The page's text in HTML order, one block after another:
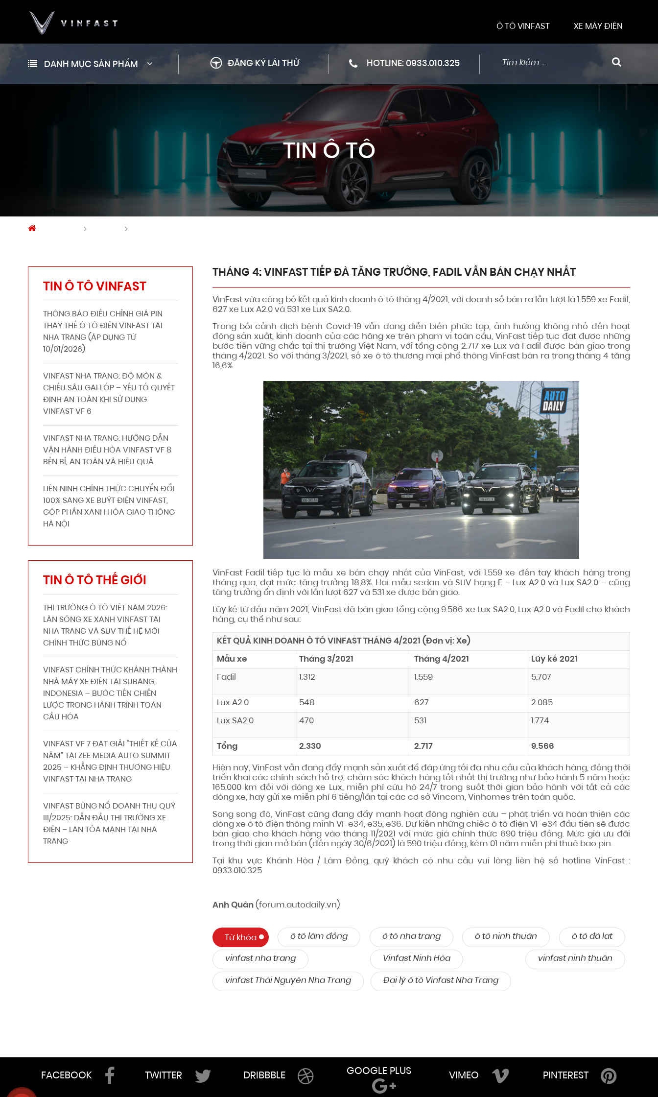
Ô TÔ VINFAST XE MÁY ĐIỆN
DANH MỤC SẢN PHẨM ĐĂNG KÝ LÁI THỬ HOTLINE:0933.010.325
TIN Ô TÔ
THÁNG 4: VINFAST TIẾP ĐÀ TĂNG TRƯỞNG, FADIL VẪN BÁN CHẠY NHẤT
VinFast vừa công bố kết quả kinh doanh ô tô tháng 4/2021, với doanh số bán ra lần lượt là 1.559 xe Fadil,
627 xe Lux A2.0 và 531 xe Lux SA2.0.
Trong bối cảnh dịch bệnh Covid-19 vẫn đang diễn biến phức tạp, ảnh hưởng không nhỏ đến hoạt
động sản xuất, kinh doanh của các hãng xe trên phạm vi toàn cầu, VinFast tiếp tục đạt được những
bước tiến vững chắc tại thị trường Việt Nam, với tổng cộng 2.717 xe Lux và Fadil được bàn giao trong
tháng 4/2021. So với tháng 3/2021, số xe ô tô thương mại phổ thông VinFast bán ra trong tháng 4 tăng
16,6%.
VinFast Fadil tiếp tục là mẫu xe bán chạy nhất của VinFast, với 1.559 xe đến tay khách hàng trong
tháng qua, đạt mức tăng trưởng 18,8%. Hai mẫu sedan và SUV hạng E – Lux A2.0 và Lux SA2.0 – cũng
tăng trưởng ổn định với lần lượt 627 và 531 xe được bàn giao.
Lũy kế từ đầu năm 2021, VinFast đã bàn giao tổng cộng 9.566 xe Lux SA2.0, Lux A2.0 và Fadil cho khách
hàng, cụ thể như sau:
KẾT QUẢ KINH DOANH Ô TÔ VINFAST THÁNG 4/2021 (Đơn vị: Xe)
Mẫu xe Tháng 3/2021 Tháng 4/2021 Lũy kế 2021
Fadil 1.312 1.559 5.707
Lux A2.0 548 627 2.085
Lux SA2.0 470 531 1.774
Tổng 2.330 2.717 9.566
Hiện nay, VinFast vẫn đang đẩy mạnh sản xuất để đáp ứng tối đa nhu cầu của khách hàng, đồng thời
triển khai các chính sách hỗ trợ, chăm sóc khách hàng tốt nhất thị trường như bảo hành 5 năm hoặc
165.000 km đối với dòng xe Lux, miễn phí cứu hộ 24/7 trong suốt thời gian bảo hành với tất cả các
dòng xe, hay gửi xe miễn phí 6 tiếng/lần tại các cơ sở Vincom, Vinhomes trên toàn quốc.
Song song đó, VinFast cũng đang đẩy mạnh hoạt động nghiên cứu – phát triển và hoàn thiện các
dòng xe ô tô điện thông minh VF e34, e35, e36. Dự kiến những chiếc ô tô điện VF e34 đầu tiên sẽ được
bàn giao cho khách hàng vào tháng 11/2021 với mức giá chính thức 690 triệu đồng. Mức giá ưu đãi
trong thời gian mở bán (đến ngày 30/6/2021) là 590 triệu đồng, kèm 01 năm miễn phí thuê bao pin.
Tại khu vực Khánh Hòa / Lâm Đồng, quý khách có nhu cầu vui lòng liên hệ số hotline VinFast :
0933.010.325
Anh Quân(forum.autodaily.vn)
Từ khóa ô tô lâm đồng ô tô nha trang ô tô ninh thuận ô tô đà lạt
vinfast nha trang Vinfast Ninh Hòa vinfast ninh thuận
vinfast Thái Nguyên Nha Trang Đại lý ô tô Vinfast Nha Trang
TIN Ô TÔ VINFAST
THÔNG BÁO ĐIỀU CHỈNH GIÁ PIN
THAY THẾ Ô TÔ ĐIỆN VINFAST TẠI
NHA TRANG (ÁP DỤNG TỪ
10/01/2026)
VINFAST NHA TRANG: ĐỘ MÒN &
CHIỀU SÂU GAI LỐP – YẾU TỐ QUYẾT
ĐỊNH AN TOÀN KHI SỬ DỤNG
VINFAST VF 6
VINFAST NHA TRANG: HƯỚNG DẪN
VẬN HÀNH ĐIỀU HÒA VINFAST VF 8
BỀN BỈ, AN TOÀN VÀ HIỆU QUẢ
LIÊN NINH CHÍNH THỨC CHUYỂN ĐỔI
100% SANG XE BUÝT ĐIỆN VINFAST,
GÓP PHẦN XANH HÓA GIAO THÔNG
HÀ NỘI
TIN Ô TÔ THẾ GIỚI
THỊ TRƯỜNG Ô TÔ VIỆT NAM 2026:
LÀN SÓNG XE XANH VINFAST TẠI
NHA TRANG VÀ SUV THẾ HỆ MỚI
CHÍNH THỨC BÙNG NỔ
VINFAST CHÍNH THỨC KHÁNH THÀNH
NHÀ MÁY XE ĐIỆN TẠI SUBANG,
INDONESIA – BƯỚC TIẾN CHIẾN
LƯỢC TRONG HÀNH TRÌNH TOÀN
CẦU HÓA
VINFAST VF 7 ĐẠT GIẢI “THIẾT KẾ CỦA
NĂM” TẠI ZEE MEDIA AUTO SUMMIT
2025 – KHẲNG ĐỊNH THƯƠNG HIỆU
VINFAST TẠI NHA TRANG
VINFAST BÙNG NỔ DOANH THU QUÝ
III/2025: DẪN ĐẦU THỊ TRƯỜNG XE
ĐIỆN – LAN TỎA MẠNH TẠI NHA
TRANG
FACEBOOK TWITTER DRIBBBLE GOOGLE PLUS VIMEO PINTEREST